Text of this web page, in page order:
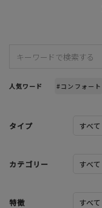
人気ワード #コンフォート
タイプ
カテゴリー
特徴